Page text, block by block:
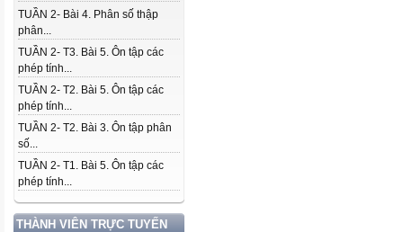
TUẦN 2- Bài 4. Phân số thập
phân...
TUẦN 2- T3. Bài 5. Ôn tập các
phép tính...
TUẦN 2- T2. Bài 5. Ôn tập các
phép tính...
TUẦN 2- T2. Bài 3. Ôn tập phân
số...
TUẦN 2- T1. Bài 5. Ôn tập các
phép tính...
THÀNH VIÊN TRỰC TUYẾN